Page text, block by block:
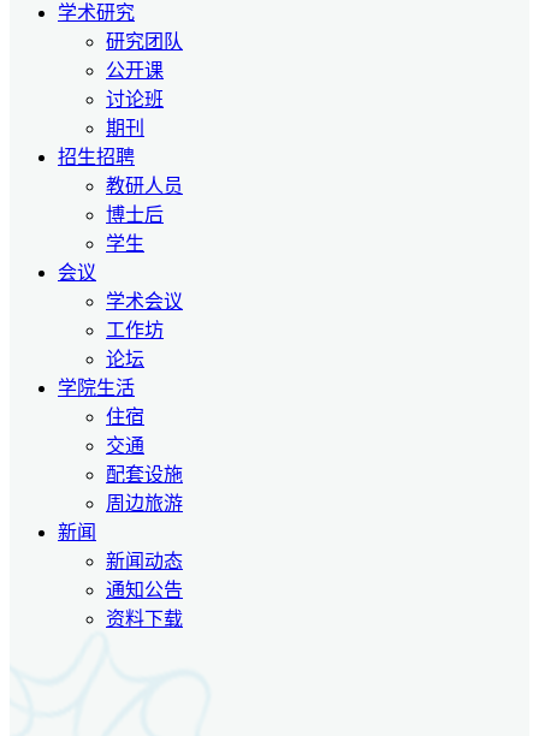
学术研究
研究团队
公开课
讨论班
期刊
招生招聘
教研人员
博士后
学生
会议
学术会议
工作坊
论坛
学院生活
住宿
交通
配套设施
周边旅游
新闻
新闻动态
通知公告
资料下载